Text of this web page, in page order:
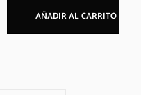
AÑADIR AL CARRITO